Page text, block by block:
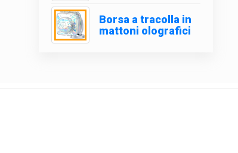
Borsa a tracolla in
mattoni olografici